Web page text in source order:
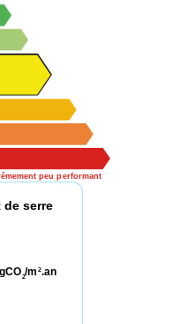
peu performant
de serre
2/m 2.an